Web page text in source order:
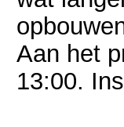
Aan het
13:00.